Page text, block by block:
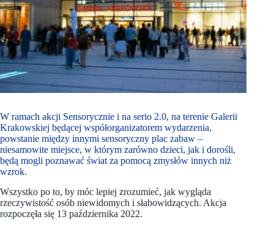
W ramach akcji Sensorycznie i na serio 2.0, na terenie Galerii
Krakowskiej będącej współorganizatorem wydarzenia,
powstanie między innymi sensoryczny plac zabaw –
niesamowite miejsce, w którym zarówno dzieci, jak i dorośli,
będą mogli poznawać świat za pomocą zmysłów innych niż
wzrok.
Wszystko po to, by móc lepiej zrozumieć, jak wygląda
rzeczywistość osób niewidomych i słabowidzących. Akcja
rozpoczęła się 13 października 2022.